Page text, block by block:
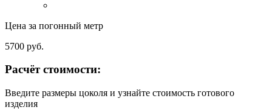
Цена за погонный метр
5700 руб.
Расчёт стоимости:
Введите размеры цоколя и узнайте стоимость готового
изделия